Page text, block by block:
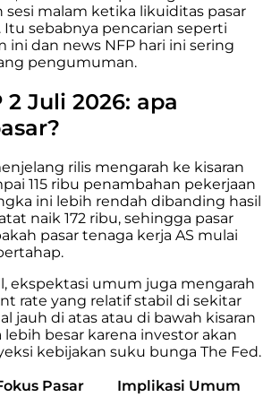
malam ketika likuiditas pasar
sebabnya pencarian seperti
ini dan news NFP hari ini sering
pengumuman.
2 Juli 2026: apa
rilis mengarah ke kisaran
115 ribu penambahan pekerjaan
ini lebih rendah dibanding hasil
naik 172 ribu, sehingga pasar
pasar tenaga kerja AS mulai
ekspektasi umum juga mengarah
rate yang relatif stabil di sekitar
jauh di atas atau di bawah kisaran
lebih besar karena investor akan
kebijakan suku bunga The Fed.
Pasar
Implikasi Umum